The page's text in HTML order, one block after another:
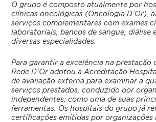
O grupo é composto atualmente por
clínicas oncológicas (Oncologia D’Or),
serviços complementares com exames
laboratoriais, bancos de sangue, diálise
diversas especialidades.
Para garantir a excelência na prestação
Rede D’Or adotou a Acreditação
de avaliação externa para examinar a
serviços prestados, conduzido por
independentes, como uma de suas
ferramentas. Os hospitais do grupo já
certificações emitidas por organizações